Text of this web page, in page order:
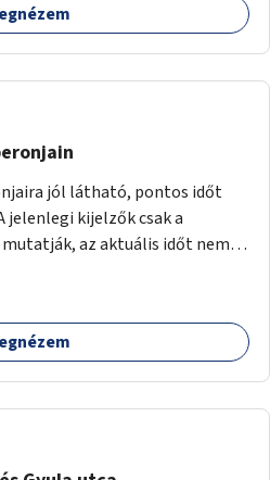
jól látható, pontos időt
jelenlegi kijelzők csak a
az aktuális időt nem.